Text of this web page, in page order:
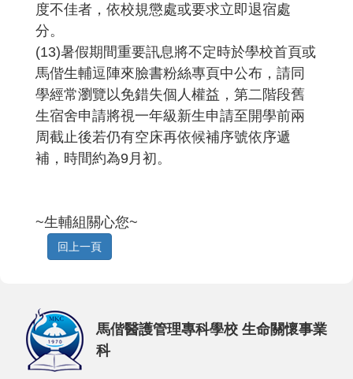
度不佳者，依校規懲處或要求立即退宿處
分。
(13)暑假期間重要訊息將不定時於學校首頁或
馬偕生輔逗陣來臉書粉絲專頁中公布，請同
學經常瀏覽以免錯失個人權益，第二階段舊
生宿舍申請將視一年級新生申請至開學前兩
周截止後若仍有空床再依候補序號依序遞
補，時間約為9月初。
~生輔組關心您~
馬偕醫護管理專科學校 生命關懷事業
科